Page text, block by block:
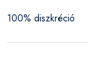
100% diszkréció